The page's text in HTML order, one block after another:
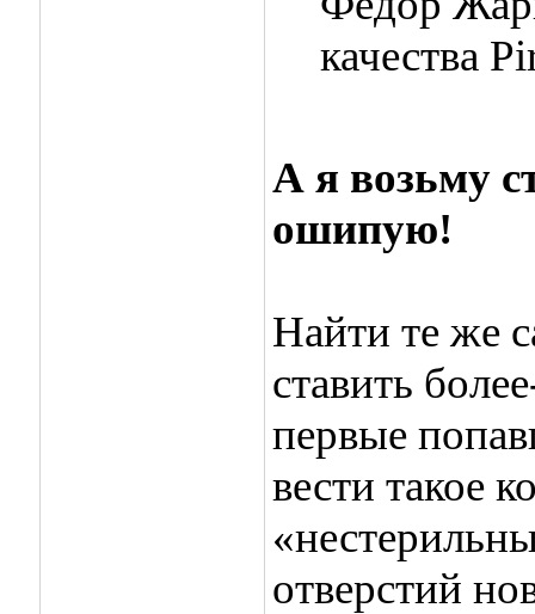
качества
А я возьму
ошипую!
Найти те же
ставить
первые
вести такое
отверстий